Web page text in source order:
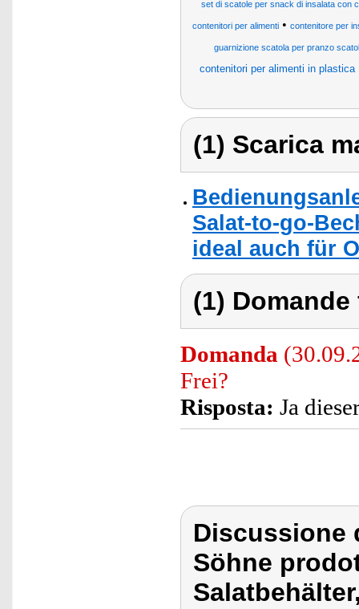
set di scatole per snack di insalata con
contenitori per alimenti• contenitore per
guarnizione scatola per pranzo
contenitori per alimenti in plastica
(1) Scarica
Salat-to-go-
ideal auch für
(1)
Domanda
Frei?
Risposta: Ja
Discussione
Söhne